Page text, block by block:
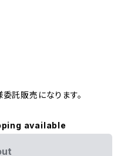
委託販売になります。
available